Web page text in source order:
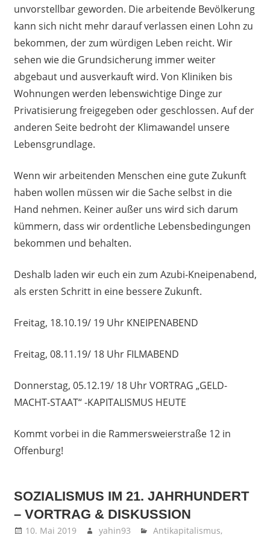
unvorstellbar geworden. Die arbeitende Bevölkerung
kann sich nicht mehr darauf verlassen einen Lohn zu
bekommen, der zum würdigen Leben reicht. Wir
sehen wie die Grundsicherung immer weiter
abgebaut und ausverkauft wird. Von Kliniken bis
Wohnungen werden lebenswichtige Dinge zur
Privatisierung freigegeben oder geschlossen. Auf der
anderen Seite bedroht der Klimawandel unsere
Lebensgrundlage.
Wenn wir arbeitenden Menschen eine gute Zukunft
haben wollen müssen wir die Sache selbst in die
Hand nehmen. Keiner außer uns wird sich darum
kümmern, dass wir ordentliche Lebensbedingungen
bekommen und behalten.
Deshalb laden wir euch ein zum Azubi-Kneipenabend,
als ersten Schritt in eine bessere Zukunft.
Freitag, 18.10.19/ 19 Uhr KNEIPENABEND
Freitag, 08.11.19/ 18 Uhr FILMABEND
Donnerstag, 05.12.19/ 18 Uhr VORTRAG „GELD-
MACHT-STAAT“ -KAPITALISMUS HEUTE
Kommt vorbei in die Rammersweierstraße 12 in
Offenburg!
SOZIALISMUS IM 21. JAHRHUNDERT
– VORTRAG & DISKUSSION
10. Mai 2019 yahin93 Antikapitalismus,